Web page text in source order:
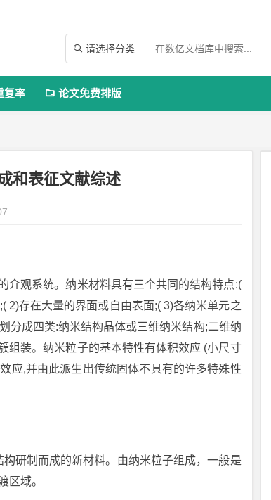
 请选择分类
复率  论文免费排版
和表征文献综述
介观系统。纳米材料具有三个共同的结构特点:(
2)存在大量的界面或自由表面;( 3)各纳米单元之
分成四类:纳米结构晶体或三维纳米结构;二维纳
组装。纳米粒子的基本特性有体积效应 (小尺寸
应,并由此派生出传统固体不具有的许多特殊性
研制而成的新材料。由纳米粒子组成，一般是
区域。